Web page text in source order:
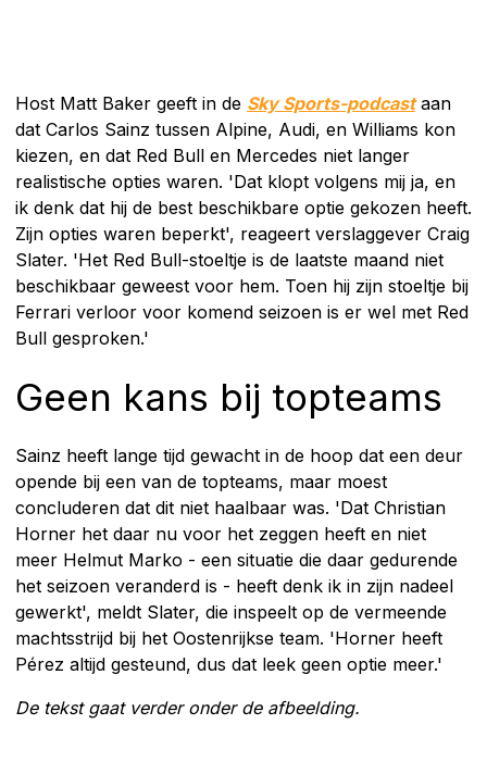
Host Matt Baker geeft in de Sky Sports-podcastaan
dat Carlos Sainz tussen Alpine, Audi, en Williams kon
kiezen, en dat Red Bull en Mercedes niet langer
realistische opties waren. 'Dat klopt volgens mij ja, en
ik denk dat hij de best beschikbare optie gekozen heeft.
Zijn opties waren beperkt', reageert verslaggever Craig
Slater. 'Het Red Bull-stoeltje is de laatste maand niet
beschikbaar geweest voor hem. Toen hij zijn stoeltje bij
Ferrari verloor voor komend seizoen is er wel met Red
Bull gesproken.'
Geen kans bij topteams
Sainz heeft lange tijd gewacht in de hoop dat een deur
opende bij een van de topteams, maar moest
concluderen dat dit niet haalbaar was. 'Dat Christian
Horner het daar nu voor het zeggen heeft en niet
meer Helmut Marko - een situatie die daar gedurende
het seizoen veranderd is - heeft denk ik in zijn nadeel
gewerkt', meldt Slater, die inspeelt op de vermeende
machtsstrijd bij het Oostenrijkse team. 'Horner heeft
Pérez altijd gesteund, dus dat leek geen optie meer.'
De tekst gaat verder onder de afbeelding.